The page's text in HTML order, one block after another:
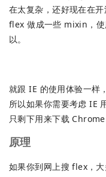
在太复杂，还好现在在
flex 做成一些 mixin，
以。
就跟 IE 的使用体验一样
所以如果你需要考虑 IE
只剩下用来下载 Chrome
原理
如果你到网上搜 flex，